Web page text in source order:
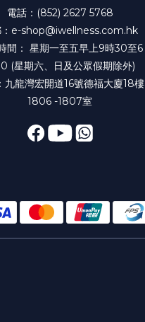
電話：(852) 2627 5768
：e-shop@iwellness.com.hk
間： 星期一至五早上9時30至6
(星期六、日及公眾假期除外)
九龍灣宏開道16號德福大廈18樓
1806 -1807室